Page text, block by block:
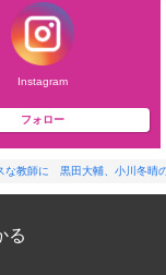
Instagram
フォロー
な教師に 黒田大輔、小川冬晴
る